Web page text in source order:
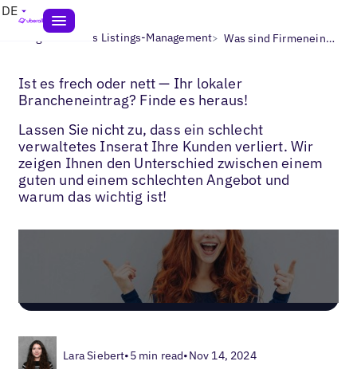
DE
Blogs> Lokales Listings-Management> Was sind Firmeneinträge?
Ist es frech oder nett — Ihr lokaler
Brancheneintrag? Finde es heraus!
Lassen Sie nicht zu, dass ein schlecht
verwaltetes Inserat Ihre Kunden verliert. Wir
zeigen Ihnen den Unterschied zwischen einem
guten und einem schlechten Angebot und
warum das wichtig ist!
Lara Siebert•5 min read•Nov 14, 2024